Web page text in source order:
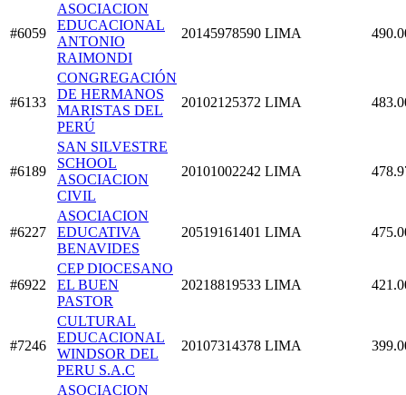
#6059
ASOCIACION
EDUCACIONAL
ANTONIO
RAIMONDI
20145978590 LIMA
#6133
CONGREGACIÓN
DE HERMANOS
MARISTAS DEL
PERÚ
20102125372 LIMA
#6189
SAN SILVESTRE
SCHOOL
ASOCIACION
CIVIL
20101002242 LIMA
#6227
ASOCIACION
EDUCATIVA
BENAVIDES
20519161401 LIMA
#6922
CEP DIOCESANO
EL BUEN
PASTOR
20218819533 LIMA
#7246
CULTURAL
EDUCACIONAL
WINDSOR DEL
PERU S.A.C
20107314378 LIMA
ASOCIACION